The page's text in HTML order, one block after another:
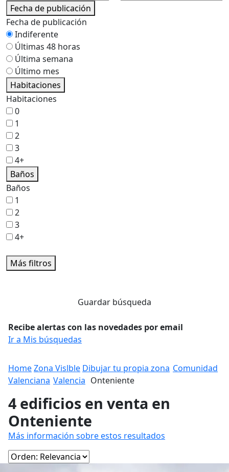
Fecha de publicación
Fecha de publicación
Indiferente
Últimas 48 horas
Última semana
Último mes
Habitaciones
Habitaciones
0
1
2
3
4+
Baños
Baños
1
2
3
4+
Más filtros
Guardar búsqueda
Recibe alertas con las novedades por email
Ir a Mis búsquedas
HomeZona Vislble Dibujar tu propia zona Comunidad
Valenciana Valencia Onteniente
4 edificios en venta en
Onteniente
Más información sobre estos resultados